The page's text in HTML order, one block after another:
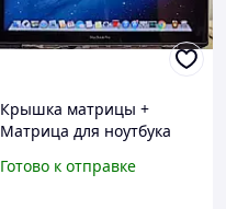
Крышка матрицы +
Матрица для ноутбука
(2011 - 2012) б/у Оригинал
Готово к отправке